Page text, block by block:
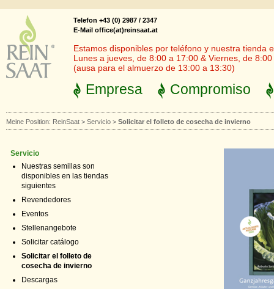
Telefon +43 (0) 2987 / 2347
E-Mail office(at)reinsaat.at
Estamos disponibles por teléfono y nuestra tienda
Lunes a jueves, de 8:00 a 17:00 & Viernes, de
(ausa para el almuerzo de 13:00 a 13:30)
Empresa Compromiso
Meine Position: ReinSaat > Servicio > Solicitar el folleto de cosecha de invierno
Servicio
Nuestras semillas son
disponibles en las tiendas
siguientes
Revendedores
Eventos
Stellenangebote
Solicitar catálogo
Solicitar el folleto de
cosecha de invierno
Descargas